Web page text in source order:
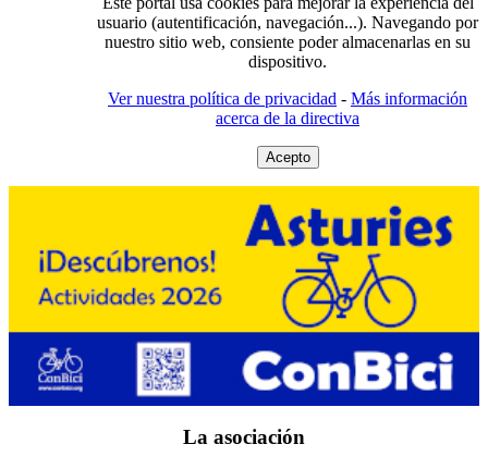
usuario (autentificación, navegación...). Navegando por
nuestro sitio web, consiente poder almacenarlas en su
dispositivo.
Ver nuestra política de privacidad - Más información
acerca de la directiva
Acepto
La asociación